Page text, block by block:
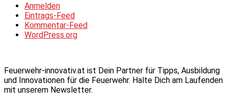
Anmelden
Eintrags-Feed
Kommentar-Feed
WordPress.org
Feuerwehr-innovativ.at ist Dein Partner für Tipps, Ausbildung
und Innovationen für die Feuerwehr. Halte Dich am Laufenden
mit unserem Newsletter.